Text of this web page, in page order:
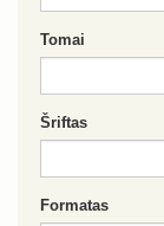
Tomai
Šriftas
Formatas